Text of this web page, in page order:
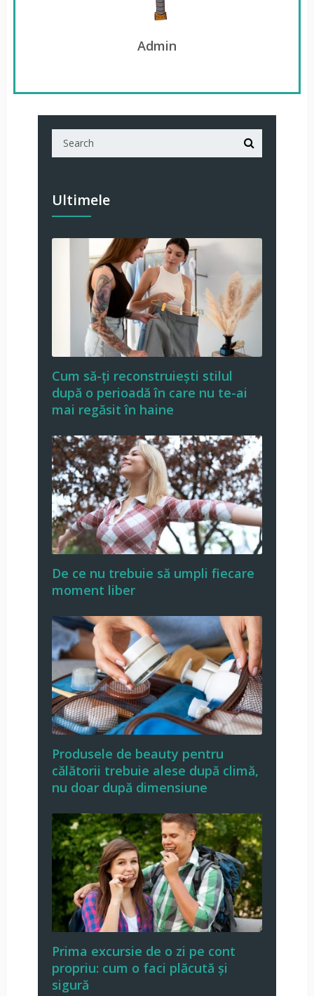
Admin
Ultimele
Cum să-ți reconstruiești stilul
după o perioadă în care nu te-ai
mai regăsit în haine
De ce nu trebuie să umpli fiecare
moment liber
Produsele de beauty pentru
călătorii trebuie alese după climă,
nu doar după dimensiune
Prima excursie de o zi pe cont
propriu: cum o faci plăcută și
sigură